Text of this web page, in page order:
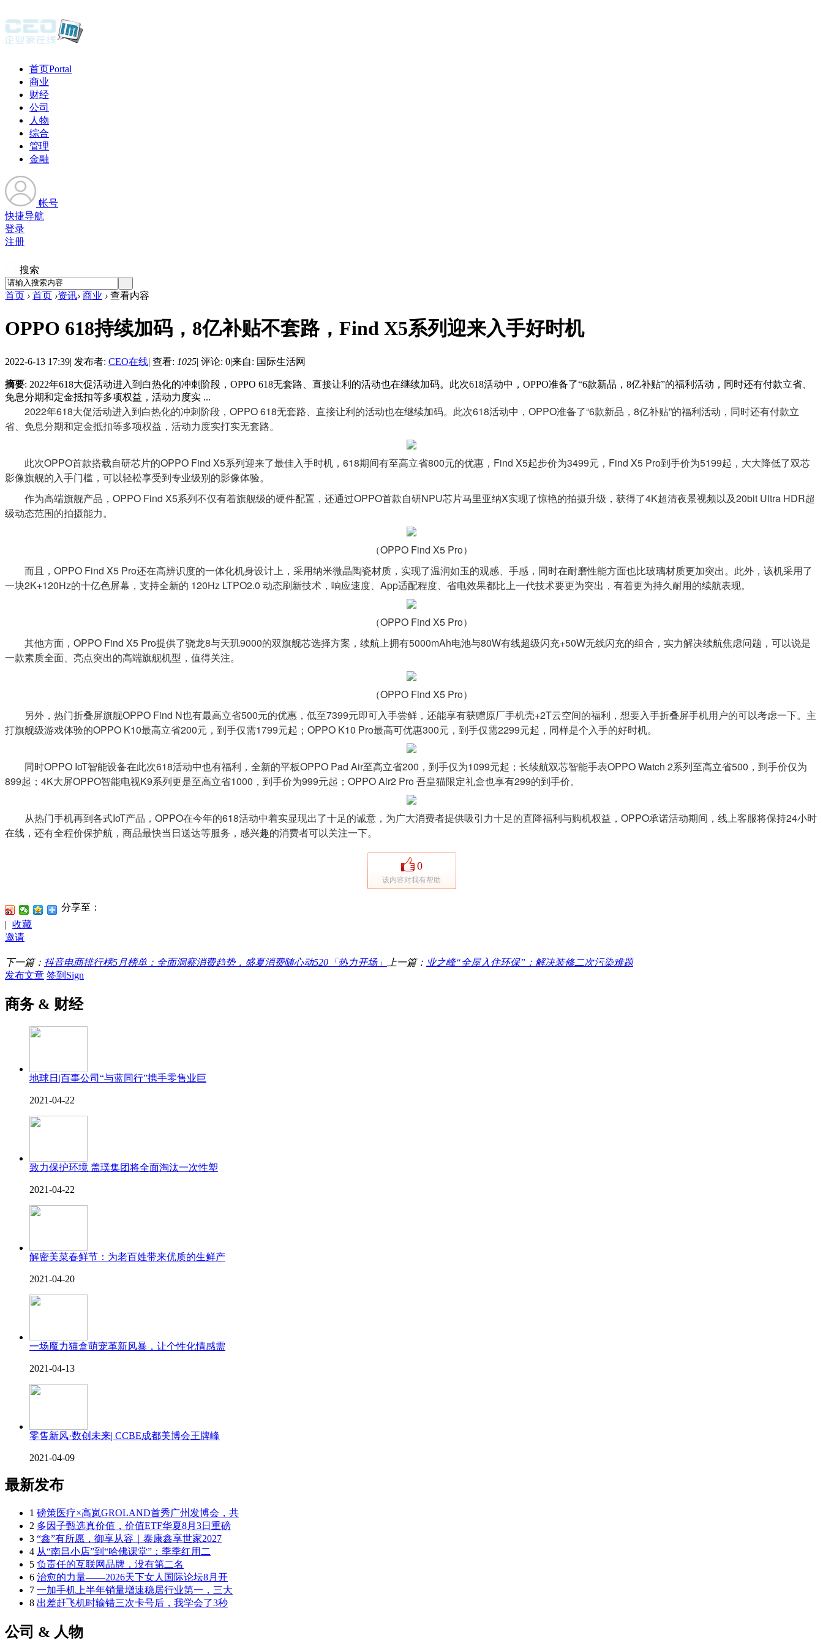
首页Portal
商业
财经
公司
人物
综合
管理
金融
帐号
快捷导航
登录
注册
搜索
首页 › 首页 ›资讯› 商业 › 查看内容
OPPO 618持续加码，8亿补贴不套路，Find X5系列迎来入手好时机
2022-6-13 17:39| 发布者: CEO在线| 查看: 1025| 评论: 0|来自: 国际生活网
摘要: 2022年618大促活动进入到白热化的冲刺阶段，OPPO 618无套路、直接让利的活动也在继续加码。此次618活动中，OPPO准备了“6款新品，8亿补贴”的福利活动，同时还有付款立省、
免息分期和定金抵扣等多项权益，活动力度实 ...
2022年618大促活动进入到白热化的冲刺阶段，OPPO 618无套路、直接让利的活动也在继续加码。此次618活动中，OPPO准备了“6款新品，8亿补贴”的福利活动，同时还有付款立
省、免息分期和定金抵扣等多项权益，活动力度实打实无套路。
此次OPPO首款搭载自研芯片的OPPO Find X5系列迎来了最佳入手时机，618期间有至高立省800元的优惠，Find X5起步价为3499元，Find X5 Pro到手价为5199起，大大降低了双芯
影像旗舰的入手门槛，可以轻松享受到专业级别的影像体验。
作为高端旗舰产品，OPPO Find X5系列不仅有着旗舰级的硬件配置，还通过OPPO首款自研NPU芯片马里亚纳X实现了惊艳的拍摄升级，获得了4K超清夜景视频以及20bit Ultra HDR超
级动态范围的拍摄能力。
（OPPO Find X5 Pro）
而且，OPPO Find X5 Pro还在高辨识度的一体化机身设计上，采用纳米微晶陶瓷材质，实现了温润如玉的观感、手感，同时在耐磨性能方面也比玻璃材质更加突出。此外，该机采用了
一块2K+120Hz的十亿色屏幕，支持全新的 120Hz LTPO2.0 动态刷新技术，响应速度、App适配程度、省电效果都比上一代技术要更为突出，有着更为持久耐用的续航表现。
（OPPO Find X5 Pro）
其他方面，OPPO Find X5 Pro提供了骁龙8与天玑9000的双旗舰芯选择方案，续航上拥有5000mAh电池与80W有线超级闪充+50W无线闪充的组合，实力解决续航焦虑问题，可以说是
一款素质全面、亮点突出的高端旗舰机型，值得关注。
（OPPO Find X5 Pro）
另外，热门折叠屏旗舰OPPO Find N也有最高立省500元的优惠，低至7399元即可入手尝鲜，还能享有获赠原厂手机壳+2T云空间的福利，想要入手折叠屏手机用户的可以考虑一下。主
打旗舰级游戏体验的OPPO K10最高立省200元，到手仅需1799元起；OPPO K10 Pro最高可优惠300元，到手仅需2299元起，同样是个入手的好时机。
同时OPPO IoT智能设备在此次618活动中也有福利，全新的平板OPPO Pad Air至高立省200，到手仅为1099元起；长续航双芯智能手表OPPO Watch 2系列至高立省500，到手价仅为
899起；4K大屏OPPO智能电视K9系列更是至高立省1000，到手价为999元起；OPPO Air2 Pro 吾皇猫限定礼盒也享有299的到手价。
从热门手机再到各式IoT产品，OPPO在今年的618活动中着实显现出了十足的诚意，为广大消费者提供吸引力十足的直降福利与购机权益，OPPO承诺活动期间，线上客服将保持24小时
在线，还有全程价保护航，商品最快当日送达等服务，感兴趣的消费者可以关注一下。
0
该内容对我有帮助
分享至：
| 收藏
邀请
下一篇： 抖音电商排行榜5月榜单：全面洞察消费趋势，盛夏消费随心动520「热力开场」 上一篇： 业之峰“全屋入住环保”：解决装修二次污染难题
发布文章 签到Sign
商务 & 财经
地球日|百事公司“与蓝同行”携手零售业巨
2021-04-22
致力保护环境 盖璞集团将全面淘汰一次性塑
2021-04-22
解密美菜春鲜节：为老百姓带来优质的生鲜产
2021-04-20
一场魔力猫盒萌宠革新风暴，让个性化情感需
2021-04-13
零售新风·数创未来| CCBE成都美博会王牌峰
2021-04-09
最新发布
1 磅策医疗×高岚GROLAND首秀广州发博会，共
2 多因子甄选真价值，价值ETF华夏8月3日重磅
3 “鑫”有所愿，御享从容｜泰康鑫享世家2027
4 从“南昌小店”到“哈佛课堂”：季季红用二
5 负责任的互联网品牌，没有第二名
6 治愈的力量——2026天下女人国际论坛8月开
7 一加手机上半年销量增速稳居行业第一，三大
8 出差赶飞机时输错三次卡号后，我学会了3秒
公司 & 人物